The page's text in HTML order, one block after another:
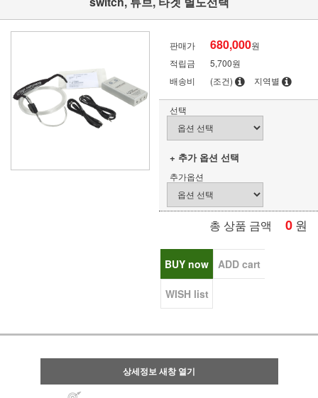
판매가 680,000원
적립금
5,700원
배송비
(조건) 지역별
선택
+ 추가 옵션 선택
추가옵션
총 상품 금액 0 원
BUY now ADD cart
WISH list
상세정보 새창 열기